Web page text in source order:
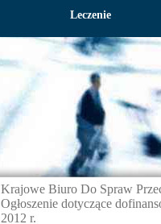
Leczenie
Krajowe Biuro Do Spraw
Ogłoszenie dotyczące
2012 r.